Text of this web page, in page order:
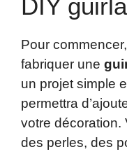
DIY
Pour
fabriquer une
un projet simple
permettra
votre décoration.
des perles, des